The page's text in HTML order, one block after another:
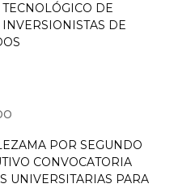
DE
DE
POR SEGUNDO
CONVOCATORIA
UNIVERSITARIAS PARA